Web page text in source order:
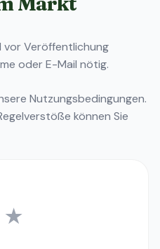
Veröffentlichung
oder E-Mail nötig.
Nutzungsbedingungen.
können Sie
5 Sterne
★